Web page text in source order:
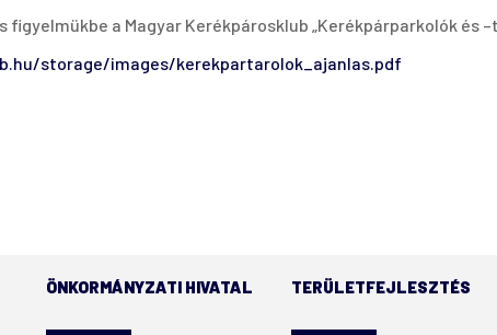
figyelmükbe a Magyar Kerékpárosklub „Kerékpárparkolók
storage/images/kerekpartarolok_ajanlas.pdf
ÖNKORMÁNYZATI HIVATAL TERÜLETFEJLESZTÉS